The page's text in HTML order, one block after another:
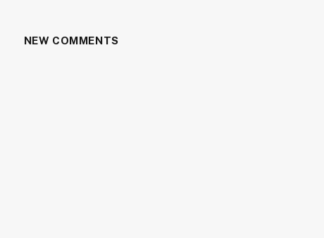
NEW COMMENTS